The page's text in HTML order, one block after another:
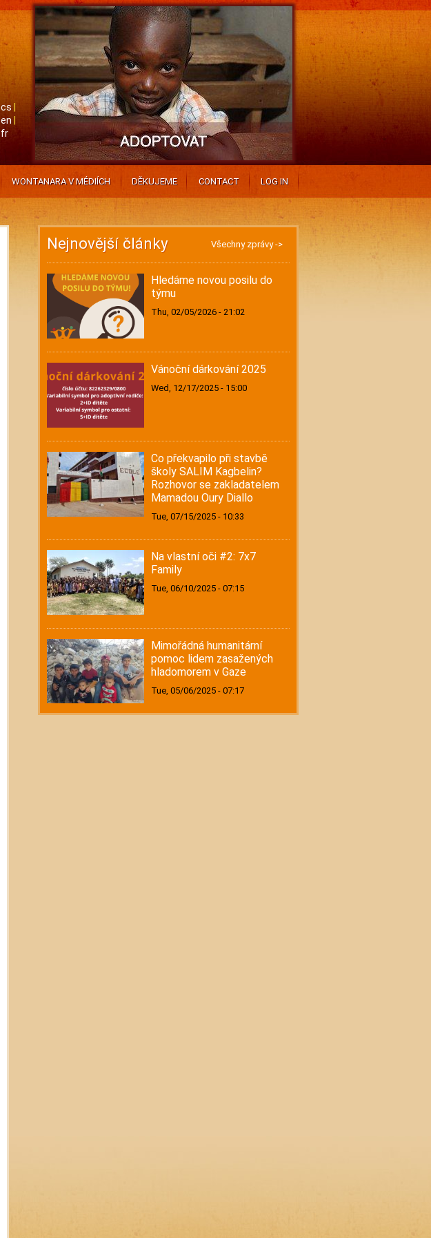
cs
en
fr
WONTANARA V MÉDIÍCH DĚKUJEME CONTACT LOG IN
Nejnovější články Všechny zprávy ->
Hledáme novou posilu do
týmu
Thu, 02/05/2026 - 21:02
Vánoční dárkování 2025
Wed, 12/17/2025 - 15:00
Co překvapilo při stavbě
školy SALIM Kagbelin?
Rozhovor se zakladatelem
Mamadou Oury Diallo
Tue, 07/15/2025 - 10:33
Na vlastní oči #2: 7x7
Family
Tue, 06/10/2025 - 07:15
Mimořádná humanitární
pomoc lidem zasažených
hladomorem v Gaze
Tue, 05/06/2025 - 07:17